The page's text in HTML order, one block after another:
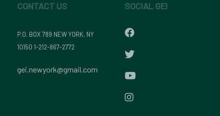
CONTACT US
P.O. BOX 789 NEW YORK, NY
10150 1-212-867-2772
gei.newyork@gmail.com
SOCIAL GEI